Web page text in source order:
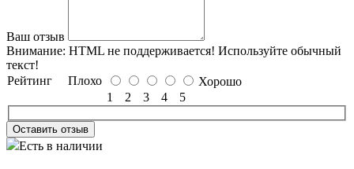
Ваш отзыв
Внимание: HTML не поддерживается! Используйте обычный
текст!
Рейтинг Плохо
Хорошо
1
2 3 4 5
Оставить отзыв
Есть в наличии